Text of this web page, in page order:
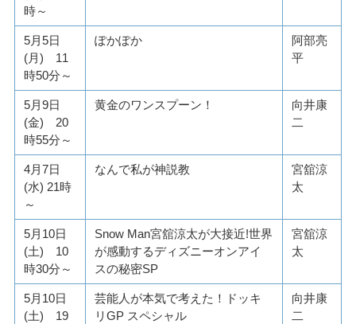
時～
5月5日
(月) 11
時50分～
ぽかぽか
阿部亮
平
5月9日
(金) 20
時55分～
黄金のワンスプーン！
向井康
二
4月7日
(水) 21時
～
なんで私が神説教
宮舘涼
太
5月10日
(土) 10
時30分～
Snow Man宮舘涼太が大接近!世界
が感動するディズニーオンアイ
スの秘密SP
宮舘涼
太
5月10日
(土) 19
芸能人が本気で考えた！ドッキ
リGP スペシャル
向井康
二